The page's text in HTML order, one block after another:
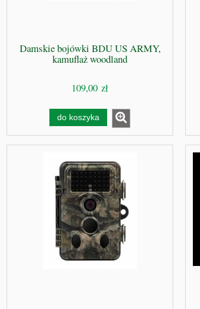
Damskie bojówki BDU US ARMY,
kamuflaż woodland
109,00 zł
do koszyka